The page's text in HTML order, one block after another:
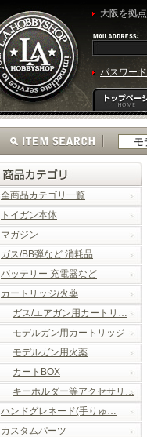
大阪を拠
パスワー
全商品カテゴリ一覧
トイガン本体
マガジン
ガス/BB弾など 消耗品
バッテリー 充電器など
カートリッジ/火薬
ガス/エアガン用カートリ…
モデルガン用カートリッジ
モデルガン用火薬
カートBOX
キーホルダー等アクセサリ…
ハンドグレネード(手りゅ…
カスタムパーツ